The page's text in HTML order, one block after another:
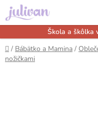
Prejsť
na
obsah
Škola a
Domov
/ Bábätko a Mamina /
nožičkami